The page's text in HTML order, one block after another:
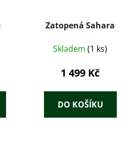
Zatopená Sahara
Skladem (1 ks)
1 499 Kč
DO KOŠÍKU